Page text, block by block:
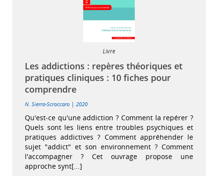
Livre
Les addictions : repères théoriques et
pratiques cliniques : 10 fiches pour
comprendre
N. Sierra-Scroccaro | 2020
Qu'est-ce qu'une addiction ? Comment la repérer ?
Quels sont les liens entre troubles psychiques et
pratiques addictives ? Comment appréhender le
sujet "addict" et son environnement ? Comment
l'accompagner ? Cet ouvrage propose une
approche synt[...]